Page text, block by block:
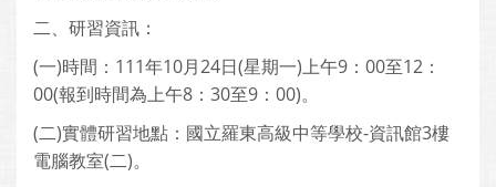
二、研習資訊：
(一)時間：111年10月24日(星期一)上午9：00至12：
00(報到時間為上午8：30至9：00)。
(二)實體研習地點：國立羅東高級中等學校-資訊館3樓
電腦教室(二)。